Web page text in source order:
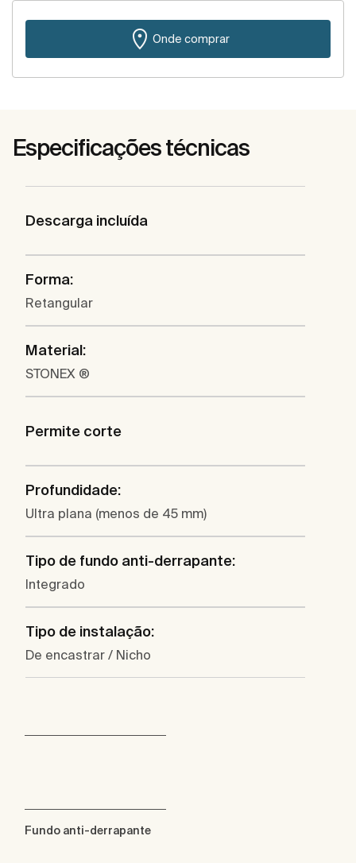
Onde comprar
Especificações técnicas
Descarga incluída
Forma:
Retangular
Material:
STONEX ®
Permite corte
Profundidade:
Ultra plana (menos de 45 mm)
Tipo de fundo anti-derrapante:
Integrado
Tipo de instalação:
De encastrar / Nicho
Fundo anti-derrapante